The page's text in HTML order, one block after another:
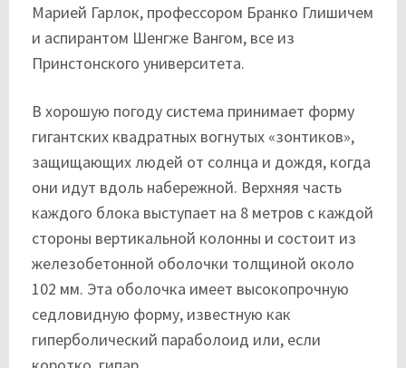
Марией Гарлок, профессором Бранко Глишичем
и аспирантом Шенгже Вангом, все из
Принстонского университета.
В хорошую погоду система принимает форму
гигантских квадратных вогнутых «зонтиков»,
защищающих людей от солнца и дождя, когда
они идут вдоль набережной. Верхняя часть
каждого блока выступает на 8 метров с каждой
стороны вертикальной колонны и состоит из
железобетонной оболочки толщиной около
102 мм. Эта оболочка имеет высокопрочную
седловидную форму, известную как
гиперболический параболоид или, если